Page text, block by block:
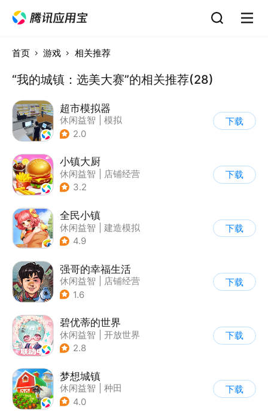
首页 游戏 相关推荐
“我的城镇：选美大赛”的相关推荐(28)
超市模拟器
休闲益智
模拟
| 文字游戏
2.0
下载
小镇大厨
休闲益智
店铺经营
| 美食
3.2
下载
全民小镇
休闲益智
建造模拟
| 卡通
4.9
下载
强哥的幸福生活
休闲益智
店铺经营
| 卡通
1.6
下载
碧优蒂的世界
休闲益智
开放世界
| Q版
2.8
下载
梦想城镇
休闲益智
种田
| 田园生活
4.0
下载